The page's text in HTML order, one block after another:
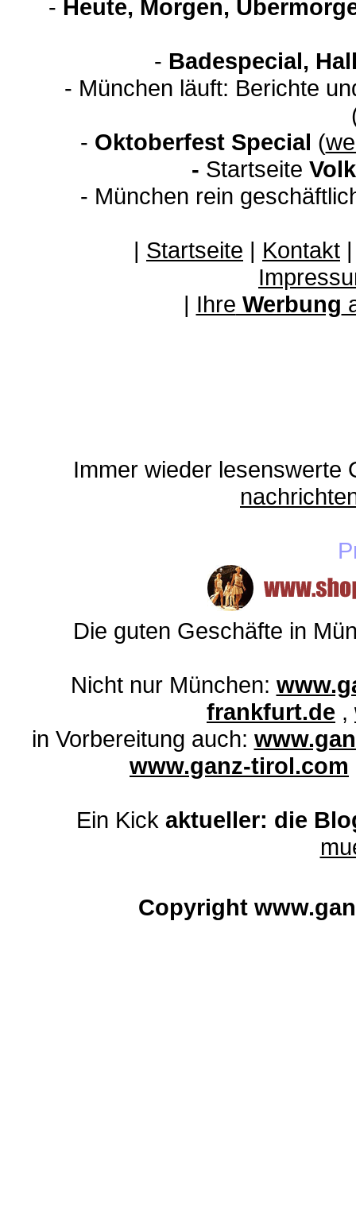
- Heute, Morgen,
- Badespecial,
- München läuft: Berichte
- Oktoberfest Special (
- Startseite
- München rein
| Startseite | Kontakt
| Ihre Werbung
Immer wieder lesenswerte
Die guten Geschäfte in
Nicht nur München:
frankfurt.de ,
in Vorbereitung auch:
www.ganz-tirol.com
Ein Kick aktueller: die
Copyright